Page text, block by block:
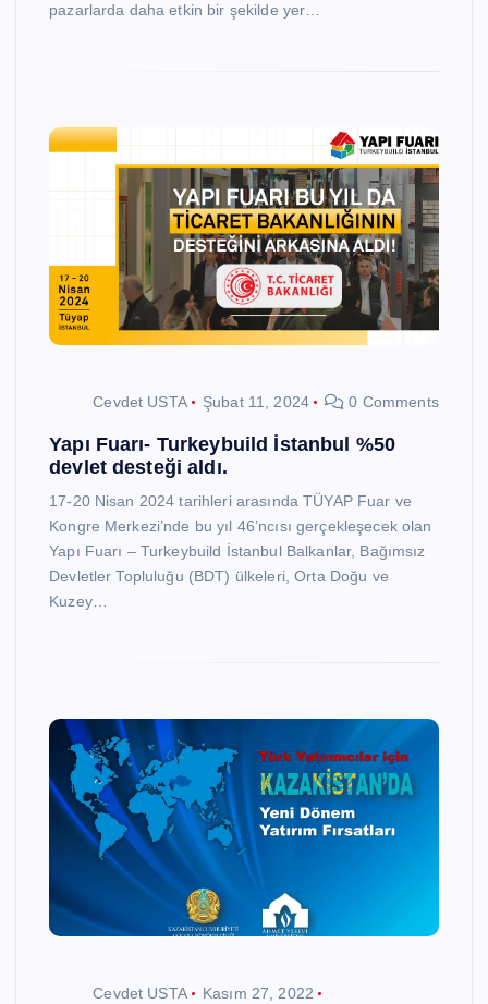
pazarlarda daha etkin bir şekilde yer…
Cevdet USTA Şubat 11, 2024 0 Comments
Yapı Fuarı- Turkeybuild İstanbul %50
devlet desteği aldı.
17-20 Nisan 2024 tarihleri arasında TÜYAP Fuar ve
Kongre Merkezi’nde bu yıl 46’ncısı gerçekleşecek olan
Yapı Fuarı – Turkeybuild İstanbul Balkanlar, Bağımsız
Devletler Topluluğu (BDT) ülkeleri, Orta Doğu ve
Kuzey…
Cevdet USTA
Kasım 27, 2022